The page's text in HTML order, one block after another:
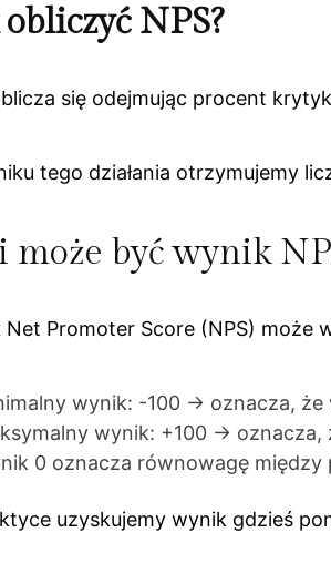
NPS?
się odejmując procent
tego działania otrzymujemy
może być wynik
Net Promoter Score (NPS) może
wynik: -100 → oznacza,
wynik: +100 →
0 oznacza równowagę
uzyskujemy wynik gdzieś